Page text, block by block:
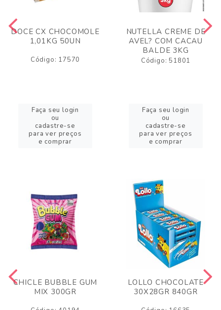
DOCE CX CHOCOMOLE
1,01KG 50UN
Código: 17570
Faça seu login
ou
cadastre-se
para ver preços
e comprar
NUTELLA CREME DE
AVEL? COM CACAU
BALDE 3KG
Código: 51801
Faça seu login
ou
cadastre-se
para ver preços
e comprar
CHICLE BUBBLE GUM
MIX 300GR
LOLLO CHOCOLATE
30X28GR 840GR